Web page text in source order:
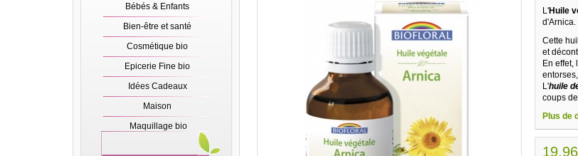
Bébés & Enfants
Bien-être et santé
Cosmétique bio
Epicerie Fine bio
Idées Cadeaux
Maison
Maquillage bio
L'Huile
d'Arnica.
Cette
et
En effet,
L'huile
coups
Plus de